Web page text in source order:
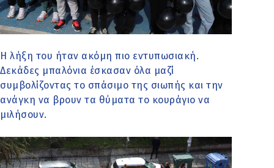
Η λήξη του ήταν ακόμη πιο εντυπωσιακή.
Δεκάδες μπαλόνια έσκασαν όλα μαζί
συμβολίζοντας το σπάσιμο της σιωπής και την
ανάγκη να βρουν τα θύματα το κουράγιο να
μιλήσουν.